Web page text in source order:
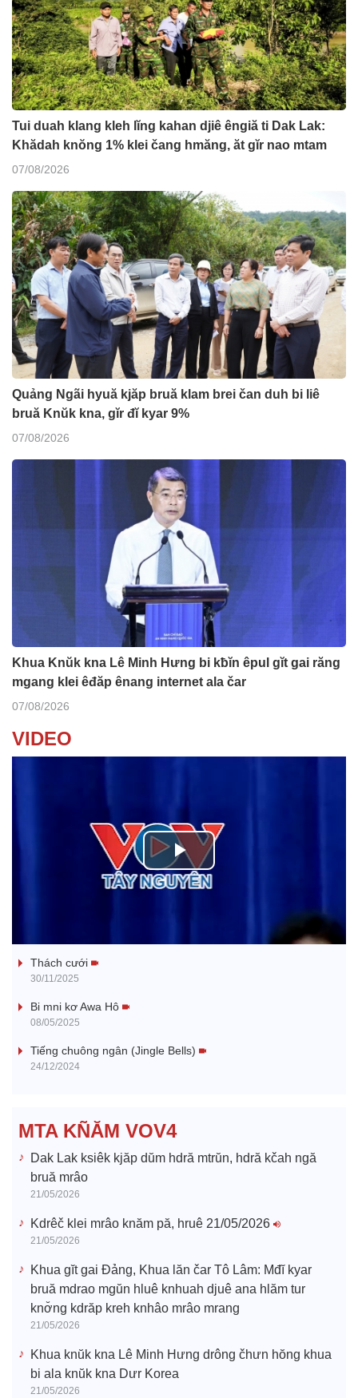
Tui duah klang kleh lĭng kahan djiê êngiă ti Dak Lak:
Khădah knŏng 1% klei čang hmăng, ăt gĭr nao mtam
07/08/2026
Quảng Ngãi hyuă kjăp bruă klam brei čan duh bi liê
bruă Knŭk kna, gĭr đĭ kyar 9%
07/08/2026
Khua Knŭk kna Lê Minh Hưng bi kƀĭn êpul gĭt gai răng
mgang klei êđăp ênang internet ala čar
07/08/2026
VIDEO
P
a
i
o
Thách cưới
30/11/2025
Bi mni kơ Awa Hô
08/05/2025
Tiếng chuông ngân (Jingle Bells)
24/12/2024
MTA KÑĂM VOV4
Dak Lak ksiêk kjăp dŭm hdră mtrŭn, hdră kčah ngă
bruă mrâo
21/05/2026
Kdrêč klei mrâo knăm pă, hruê 21/05/2026
21/05/2026
Khua gĭt gai Đảng, Khua lăn čar Tô Lâm: Mđĭ kyar
bruă mdrao mgŭn hluê knhuah djuê ana hlăm tur
knơ̆ng kdrăp kreh knhâo mrâo mrang
21/05/2026
Khua knŭk kna Lê Minh Hưng drông čhưn hŏng khua
bi ala knŭk kna Dưr Korea
21/05/2026